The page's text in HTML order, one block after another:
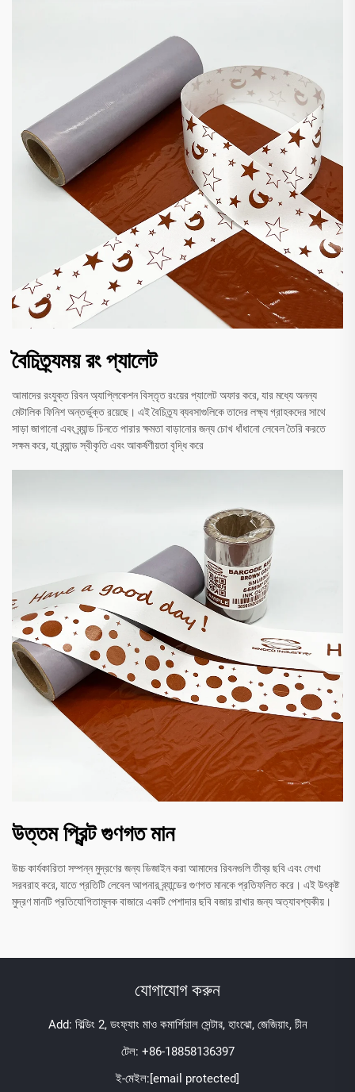
বৈচিত্র্যময় রং প্যালেট
আমাদের রংযুক্ত রিবন অ্যাপ্লিকেশন বিস্তৃত রংয়ের প্যালেট অফার করে, যার মধ্যে অনন্য
মেটালিক ফিনিশ অন্তর্ভুক্ত রয়েছে। এই বৈচিত্র্য ব্যবসাগুলিকে তাদের লক্ষ্য গ্রাহকদের সাথে
সাড়া জাগানো এবং ব্র্যান্ড চিনতে পারার ক্ষমতা বাড়ানোর জন্য চোখ ধাঁধানো লেবেল তৈরি করতে
সক্ষম করে, যা ব্র্যান্ড স্বীকৃতি এবং আকর্ষণীয়তা বৃদ্ধি করে
উত্তম প্রিন্ট গুণগত মান
উচ্চ কার্যকারিতা সম্পন্ন মুদ্রণের জন্য ডিজাইন করা আমাদের রিবনগুলি তীব্র ছবি এবং লেখা
সরবরাহ করে, যাতে প্রতিটি লেবেল আপনার ব্র্যান্ডের গুণগত মানকে প্রতিফলিত করে। এই উৎকৃষ্ট
মুদ্রণ মানটি প্রতিযোগিতামূলক বাজারে একটি পেশাদার ছবি বজায় রাখার জন্য অত্যাবশ্যকীয়।
যোগাযোগ করুন
Add: বিল্ডিং 2, ডংফ্যাং মাও কমার্শিয়াল সেন্টার, হাংঝো, জেজিয়াং, চীন
টেল: +86-18858136397
ই-মেইল:[email protected]